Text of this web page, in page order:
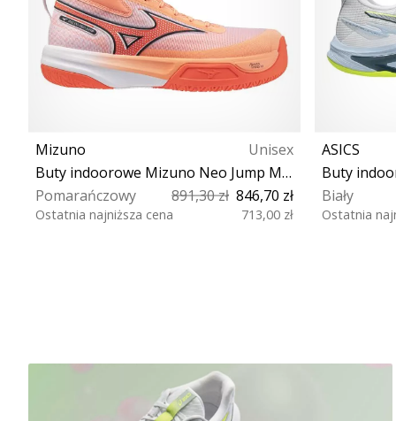
Mizuno
Unisex
Buty indoorowe Mizuno Neo Jump Mid Shoe
Pomarańczowy
891,30 zł 846,70 zł
Ostatnia najniższa cena 713,00 zł
ASICS
Biały
Ostatnia